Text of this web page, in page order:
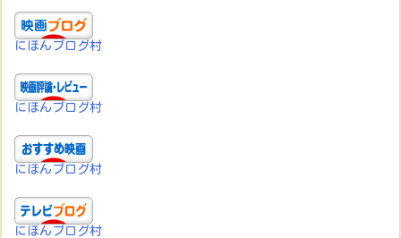
にほんブログ村
にほんブログ村
にほんブログ村
にほんブログ村